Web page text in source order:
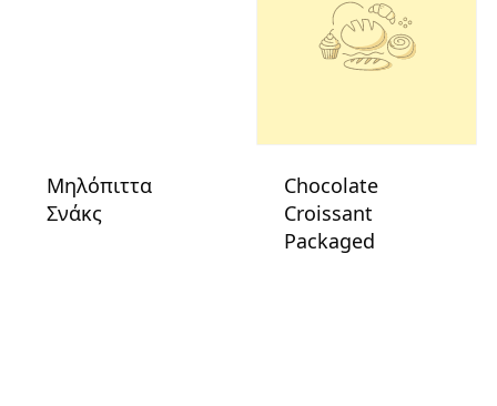
Μηλόπιττα
Σνάκς
Chocolate
Croissant
Packaged